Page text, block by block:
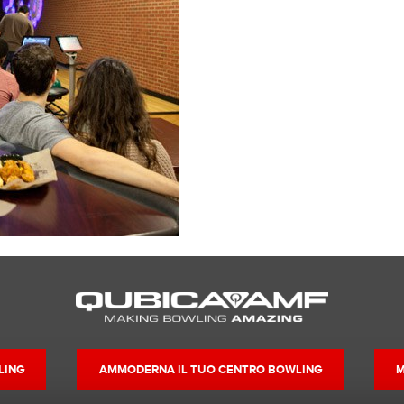
AMMODERNA IL TUO CENTRO BOWLING